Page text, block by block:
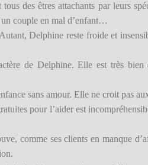
des êtres attachants par leurs
couple en mal d’enfant…
Delphine reste froide et
de Delphine. Elle est très bien
sans amour. Elle ne croit pas
pour l’aider est
comme ses clients en manque